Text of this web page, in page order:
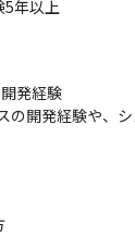
5年以上
発経験
の開発経験や、